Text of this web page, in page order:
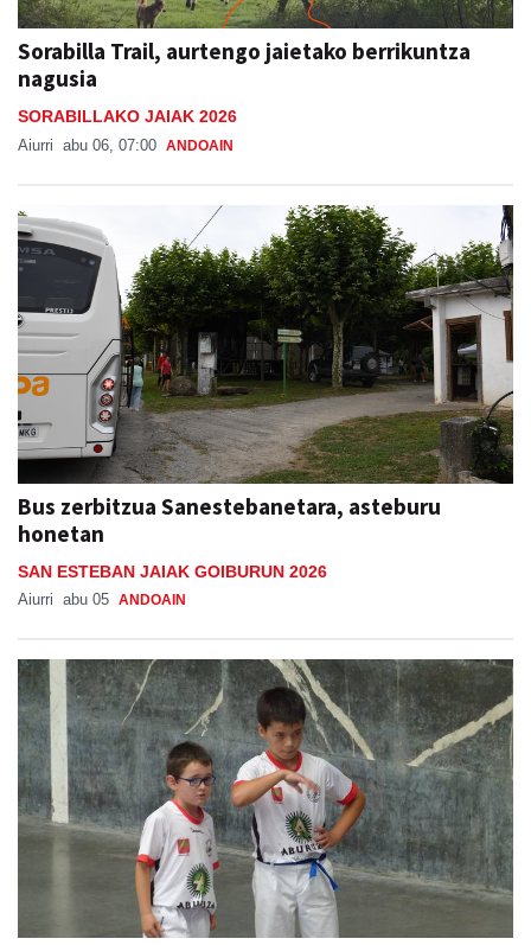
Sorabilla Trail, aurtengo jaietako berrikuntza
nagusia
SORABILLAKO JAIAK 2026
Aiurri abu 06, 07:00 ANDOAIN
Bus zerbitzua Sanestebanetara, asteburu
honetan
SAN ESTEBAN JAIAK GOIBURUN 2026
Aiurri abu 05 ANDOAIN